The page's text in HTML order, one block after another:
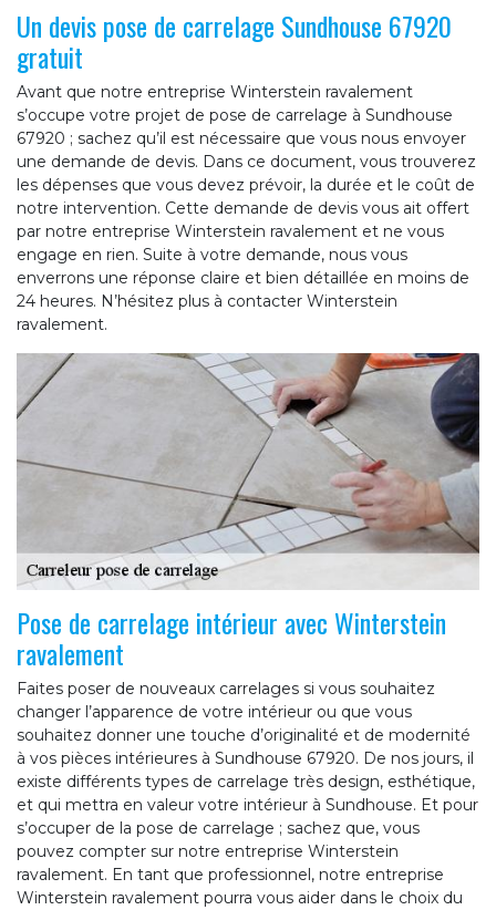
Un devis pose de carrelage Sundhouse 67920
gratuit
Avant que notre entreprise Winterstein ravalement
s’occupe votre projet de pose de carrelage à Sundhouse
67920 ; sachez qu’il est nécessaire que vous nous envoyer
une demande de devis. Dans ce document, vous trouverez
les dépenses que vous devez prévoir, la durée et le coût de
notre intervention. Cette demande de devis vous ait offert
par notre entreprise Winterstein ravalement et ne vous
engage en rien. Suite à votre demande, nous vous
enverrons une réponse claire et bien détaillée en moins de
24 heures. N’hésitez plus à contacter Winterstein
ravalement.
Pose de carrelage intérieur avec Winterstein
ravalement
Faites poser de nouveaux carrelages si vous souhaitez
changer l’apparence de votre intérieur ou que vous
souhaitez donner une touche d’originalité et de modernité
à vos pièces intérieures à Sundhouse 67920. De nos jours, il
existe différents types de carrelage très design, esthétique,
et qui mettra en valeur votre intérieur à Sundhouse. Et pour
s’occuper de la pose de carrelage ; sachez que, vous
pouvez compter sur notre entreprise Winterstein
ravalement. En tant que professionnel, notre entreprise
Winterstein ravalement pourra vous aider dans le choix du